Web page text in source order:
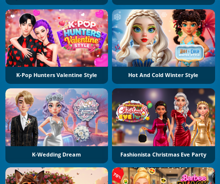
K-Pop Hunters Valentine Style Hot And Cold Winter Style
K-Wedding Dream Fashionista Christmas Eve Party